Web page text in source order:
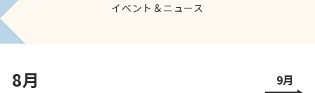
イベント＆ニュース
8月 9月